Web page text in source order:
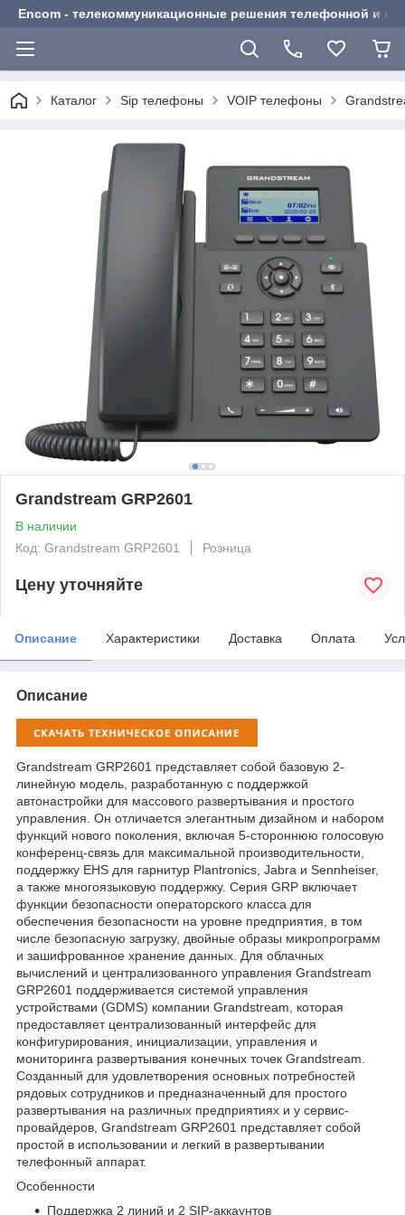
Encom - телекоммуникационные решения телефонной и
Каталог Sip телефоны VOIP телефоны
Grandstream GRP2601
В наличии
Код: Grandstream GRP2601
Розница
Цену уточняйте
Описание Характеристики Доставка Оплата
Описание
Grandstream GRP2601 представляет собой базовую 2-
линейную модель, разработанную с поддержкой
автонастройки для массового развертывания и простого
управления. Он отличается элегантным дизайном и набором
функций нового поколения, включая 5-стороннюю голосовую
конференц-связь для максимальной производительности,
поддержку EHS для гарнитур Plantronics, Jabra и Sennheiser,
а также многоязыковую поддержку. Серия GRP включает
функции безопасности операторского класса для
обеспечения безопасности на уровне предприятия, в том
числе безопасную загрузку, двойные образы микропрограмм
и зашифрованное хранение данных. Для облачных
вычислений и централизованного управления Grandstream
GRP2601 поддерживается системой управления
устройствами (GDMS) компании Grandstream, которая
предоставляет централизованный интерфейс для
конфигурирования, инициализации, управления и
мониторинга развертывания конечных точек Grandstream.
Созданный для удовлетворения основных потребностей
рядовых сотрудников и предназначенный для простого
развертывания на различных предприятиях и у сервис-
провайдеров, Grandstream GRP2601 представляет собой
простой в использовании и легкий в развертывании
телефонный аппарат.
Особенности
Поддержка 2 линий и 2 SIP-аккаунтов